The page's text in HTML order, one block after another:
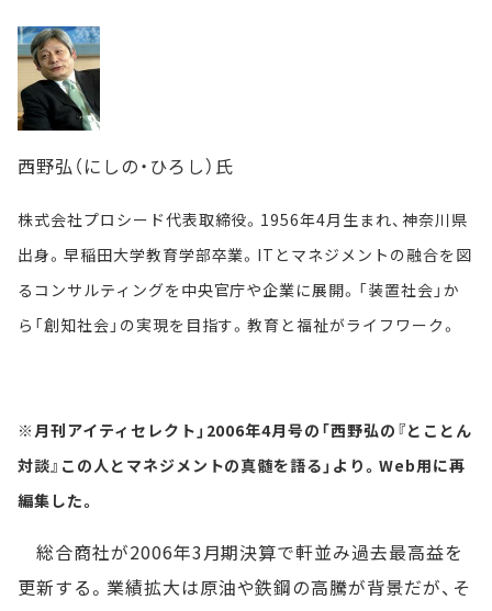
西野弘（にしの・ひろし）氏
株式会社プロシード代表取締役。1956年4月生まれ、神奈川県
出身。早稲田大学教育学部卒業。ITとマネジメントの融合を図
るコンサルティングを中央官庁や企業に展開。「装置社会」か
ら「創知社会」の実現を目指す。教育と福祉がライフワーク。
※月刊アイティセレクト」2006年4月号の「西野弘の『とことん
対談』この人とマネジメントの真髄を語る」より。Web用に再
編集した。
総合商社が2006年3月期決算で軒並み過去最高益を
更新する。業績拡大は原油や鉄鋼の高騰が背景だが、そ